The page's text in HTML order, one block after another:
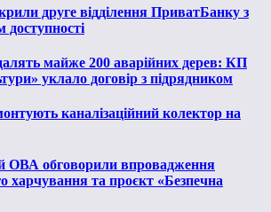
друге відділення ПриватБанку з
майже 200 аварійних дерев: КП
уклало договір з підрядником
каналізаційний колектор на
ОВА обговорили впровадження
харчування та проєкт «Безпечна